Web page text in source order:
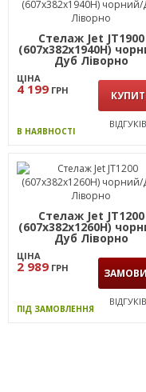
Стелаж Jet JT1900
(607х382х1940Н)
Дуб Ліворно
ЦІНА
4 199 ГРН
В НАЯВНОСТІ
Стелаж Jet JT1200
(607х382х1260Н)
Дуб Ліворно
ЦІНА
2 989 ГРН
ПІД ЗАМОВЛЕННЯ